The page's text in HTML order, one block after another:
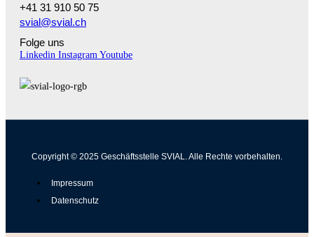
+41 31 910 50 75
svial@svial.ch
Folge uns
Linkedin Instagram Youtube
Copyright © 2025 Geschäftsstelle SVIAL. Alle Rechte vorbehalten.
Impressum
Datenschutz